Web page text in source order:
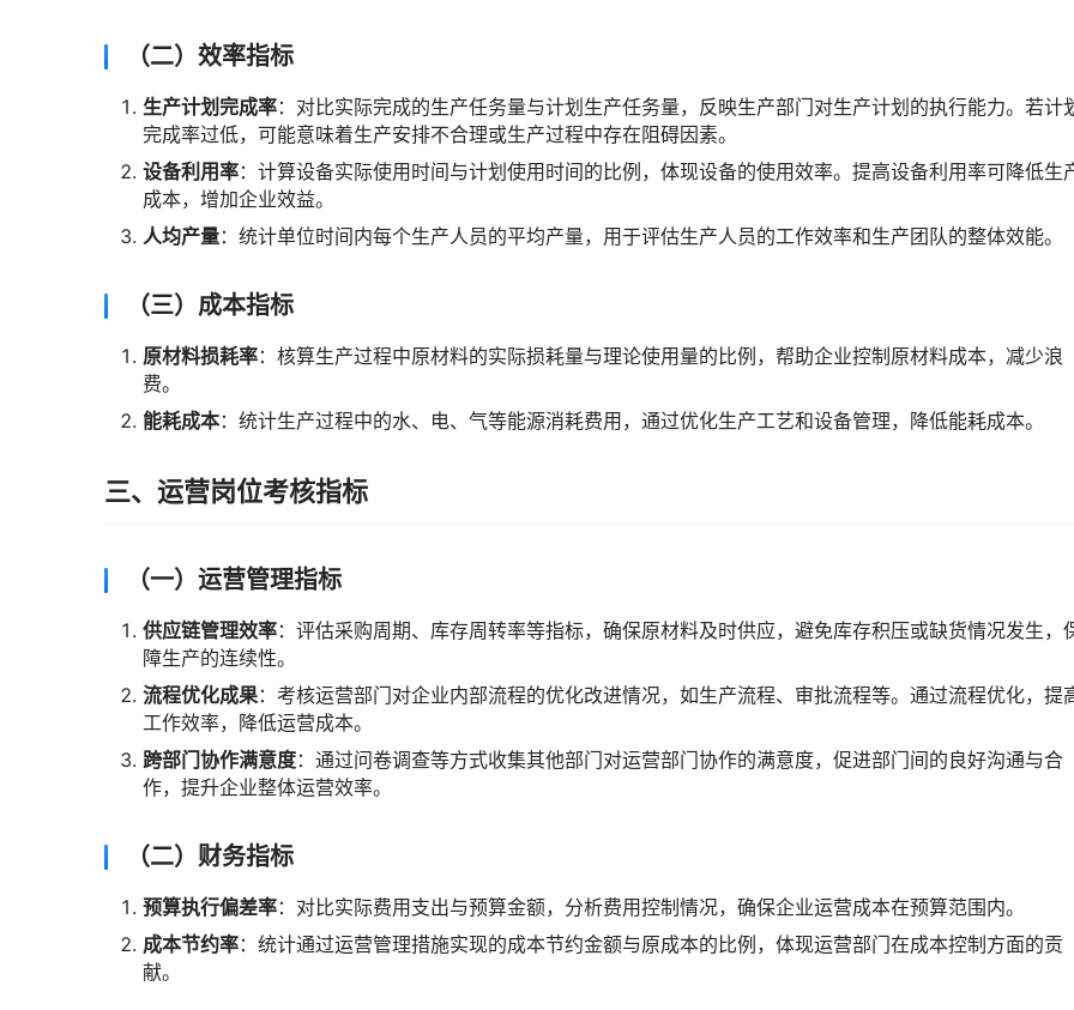
（二）效率指标
生产计划完成率：对比实际完成的生产任务量与计划生产任务量，反映生产部门对生产计划的执行能力。若计
完成率过低，可能意味着生产安排不合理或生产过程中存在阻碍因素。
设备利用率：计算设备实际使用时间与计划使用时间的比例，体现设备的使用效率。提高设备利用率可降低生
成本，增加企业效益。
人均产量：统计单位时间内每个生产人员的平均产量，用于评估生产人员的工作效率和生产团队的整体效能。
（三）成本指标
原材料损耗率：核算生产过程中原材料的实际损耗量与理论使用量的比例，帮助企业控制原材料成本，减少浪
费。
能耗成本：统计生产过程中的水、电、气等能源消耗费用，通过优化生产工艺和设备管理，降低能耗成本。
三、运营岗位考核指标
（一）运营管理指标
供应链管理效率：评估采购周期、库存周转率等指标，确保原材料及时供应，避免库存积压或缺货情况发生，
障生产的连续性。
流程优化成果：考核运营部门对企业内部流程的优化改进情况，如生产流程、审批流程等。通过流程优化，提
工作效率，降低运营成本。
跨部门协作满意度：通过问卷调查等方式收集其他部门对运营部门协作的满意度，促进部门间的良好沟通与合
作，提升企业整体运营效率。
（二）财务指标
预算执行偏差率：对比实际费用支出与预算金额，分析费用控制情况，确保企业运营成本在预算范围内。
成本节约率：统计通过运营管理措施实现的成本节约金额与原成本的比例，体现运营部门在成本控制方面的贡
献。